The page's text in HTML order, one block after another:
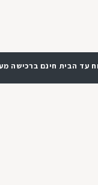
עד הבית חינם ברכישה מעל